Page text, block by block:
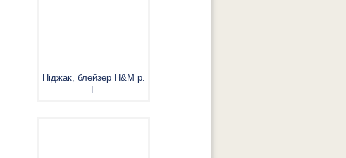
Піджак, блейзер H&M р.
L